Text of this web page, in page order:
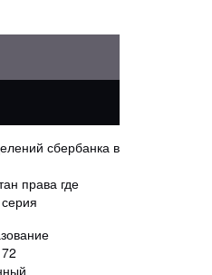
сбербанка в
права где